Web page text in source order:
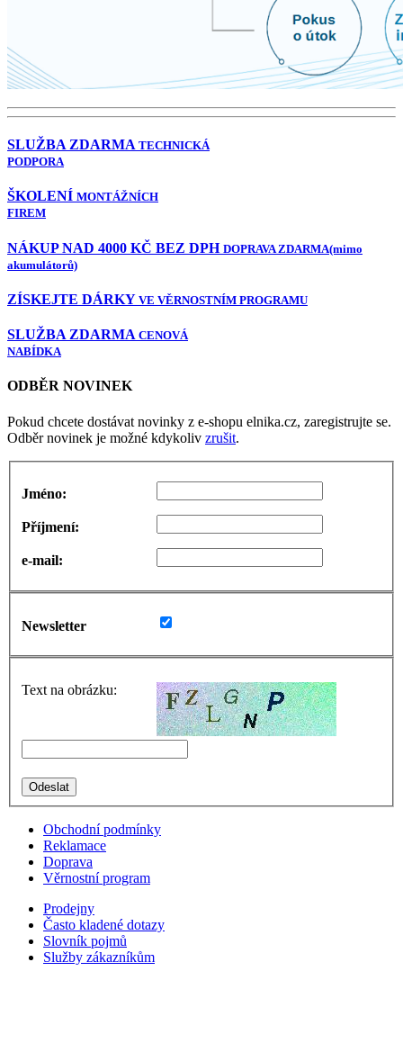
SLUŽBA ZDARMA TECHNICKÁ
PODPORA
ŠKOLENÍ MONTÁŽNÍCH
FIREM
NÁKUP NAD 4000 KČ BEZ DPH DOPRAVA ZDARMA(mimo
akumulátorů)
ZÍSKEJTE DÁRKY VE VĚRNOSTNÍM PROGRAMU
SLUŽBA ZDARMA CENOVÁ
NABÍDKA
ODBĚR NOVINEK
Pokud chcete dostávat novinky z e-shopu elnika.cz, zaregistrujte se.
Odběr novinek je možné kdykoliv zrušit.
Jméno:
Příjmení:
e-mail:
Newsletter
Text na obrázku:
Obchodní podmínky
Reklamace
Doprava
Věrnostní program
Prodejny
Často kladené dotazy
Slovník pojmů
Služby zákazníkům